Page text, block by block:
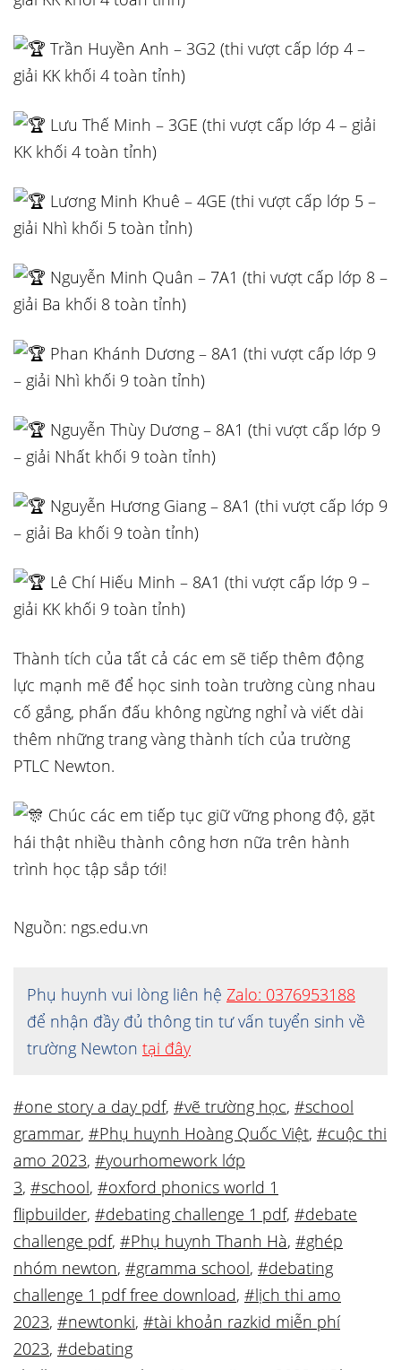
Trần Huyền Anh – 3G2 (thi vượt cấp lớp 4 –
giải KK khối 4 toàn tỉnh)
Lưu Thế Minh – 3GE (thi vượt cấp lớp 4 – giải
KK khối 4 toàn tỉnh)
Lương Minh Khuê – 4GE (thi vượt cấp lớp 5 –
giải Nhì khối 5 toàn tỉnh)
Nguyễn Minh Quân – 7A1 (thi vượt cấp lớp 8 –
giải Ba khối 8 toàn tỉnh)
Phan Khánh Dương – 8A1 (thi vượt cấp lớp 9
– giải Nhì khối 9 toàn tỉnh)
Nguyễn Thùy Dương – 8A1 (thi vượt cấp lớp 9
– giải Nhất khối 9 toàn tỉnh)
Nguyễn Hương Giang – 8A1 (thi vượt cấp lớp 9
– giải Ba khối 9 toàn tỉnh)
Lê Chí Hiếu Minh – 8A1 (thi vượt cấp lớp 9 –
giải KK khối 9 toàn tỉnh)
Thành tích của tất cả các em sẽ tiếp thêm động
lực mạnh mẽ để học sinh toàn trường cùng nhau
cố gắng, phấn đấu không ngừng nghỉ và viết dài
thêm những trang vàng thành tích của trường
PTLC Newton.
Chúc các em tiếp tục giữ vững phong độ, gặt
hái thật nhiều thành công hơn nữa trên hành
trình học tập sắp tới!
Nguồn: ngs.edu.vn
Phụ huynh vui lòng liên hệ Zalo: 0376953188
để nhận đầy đủ thông tin tư vấn tuyển sinh về
trường Newton tại đây
#one story a day pdf, #vẽ trường học, #school
grammar, #Phụ huynh Hoàng Quốc Việt, #cuộc thi
amo 2023, #yourhomework lớp
3, #school, #oxford phonics world 1
flipbuilder, #debating challenge 1 pdf, #debate
challenge pdf, #Phụ huynh Thanh Hà, #ghép
nhóm newton, #gramma school, #debating
challenge 1 pdf free download, #lịch thi amo
2023, #newtonki, #tài khoản razkid miễn phí
2023, #debating